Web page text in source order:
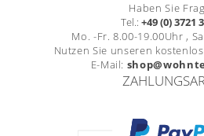
Haben Sie
Tel.: +49 (0) 3721
Mo. -Fr. 8.00-19.00Uhr ,
Nutzen Sie unseren
E-Mail: